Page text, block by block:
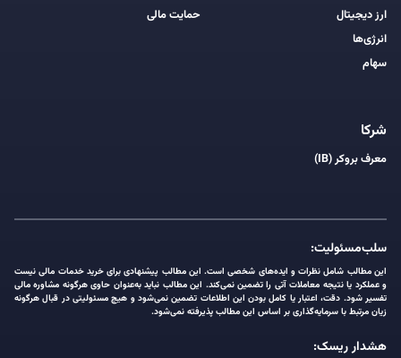
ارز دیجیتال
انرژی‌ها
سهام
حمایت مالی
شرکا
معرف بروکر (IB)
سلب‌مسئولیت:
این مطالب شامل نظرات و ایده‌های شخصی است. این مطالب پیشنهادی برای خرید خدمات مالی نیست
و عملکرد یا نتیجه معاملات آتی را تضمین نمی‌کند. این مطالب نباید به‌عنوان حاوی هرگونه مشاوره مالی
تفسیر شود. دقت، اعتبار یا کامل بودن این اطلاعات تضمین نمی‌شود و هیچ مسئولیتی در قبال هرگونه
زیان مرتبط با سرمایه‌گذاری بر اساس این مطالب پذیرفته نمی‌شود.
هشدار ریسک: